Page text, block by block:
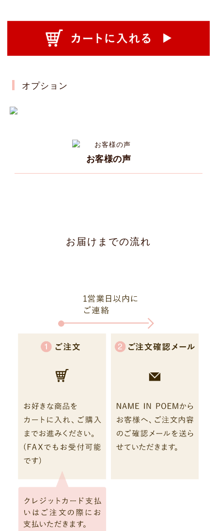
オプション
お客様の声
お届けまでの流れ